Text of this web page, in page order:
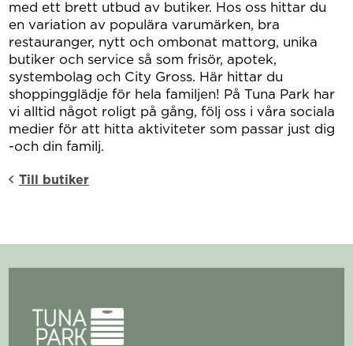
med ett brett utbud av butiker. Hos oss hittar du
en variation av populära varumärken, bra
restauranger, nytt och ombonat mattorg, unika
butiker och service så som frisör, apotek,
systembolag och City Gross. Här hittar du
shoppingglädje för hela familjen! På Tuna Park har
vi alltid något roligt på gång, följ oss i våra sociala
medier för att hitta aktiviteter som passar just dig
-och din familj.
Till butiker